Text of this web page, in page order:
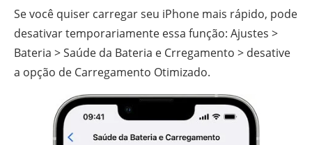
Se você quiser carregar seu iPhone mais rápido, pode
desativar temporariamente essa função: Ajustes >
Bateria > Saúde da Bateria e Crregamento > desative
a opção de Carregamento Otimizado.